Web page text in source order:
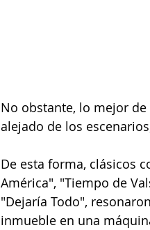
No obstante, lo mejor
alejado de los
De esta forma, clásicos
América", "Tiempo de
"Dejaría Todo",
inmueble en una